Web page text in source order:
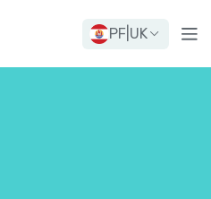
PF UK